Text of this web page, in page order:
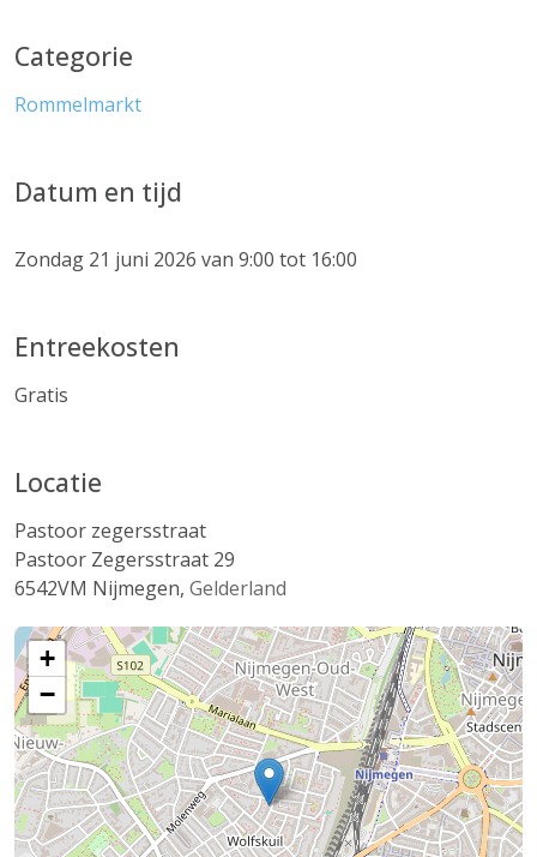
Categorie
Rommelmarkt
Datum en tijd
Zondag 21 juni 2026 van 9:00 tot 16:00
Entreekosten
Gratis
Locatie
Pastoor zegersstraat
Pastoor Zegersstraat 29
6542VM Nijmegen, Gelderland
+
−